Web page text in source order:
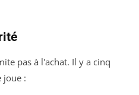
pas à l'achat. Il y a cinq
joue :